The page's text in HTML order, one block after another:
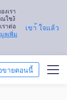
งเรา
ณใชง้
ราต่อ
ลเพิ่ม
เขา้ ใจแล้ว
ขายตอนนี้